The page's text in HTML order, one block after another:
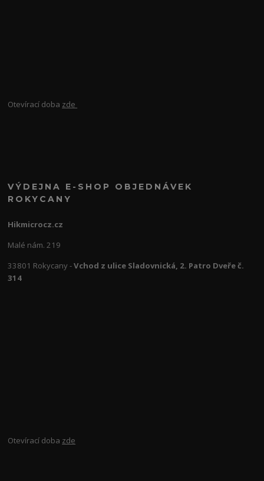
Otevírací doba zde
VÝDEJNA E-SHOP OBJEDNÁVEK
ROKYCANY
Hikmicrocz.cz
Malé nám. 219
33801 Rokycany -Vchod z ulice Sladovnická, 2. Patro Dveře č.
314
Otevírací doba zde